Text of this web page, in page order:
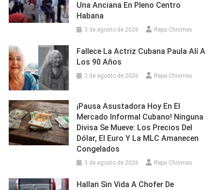
Una Anciana En Pleno Centro
Habana
3 de agosto de 2026 Repa Chismes
Fallece La Actriz Cubana Paula Alí A
Los 90 Años
3 de agosto de 2026 Repa Chismes
¡Pausa Asustadora Hoy En El
Mercado Informal Cubano! Ninguna
Divisa Se Mueve: Los Precios Del
Dólar, El Euro Y La MLC Amanecen
Congelados
3 de agosto de 2026 Repa Chismes
Hallan Sin Vida A Chofer De